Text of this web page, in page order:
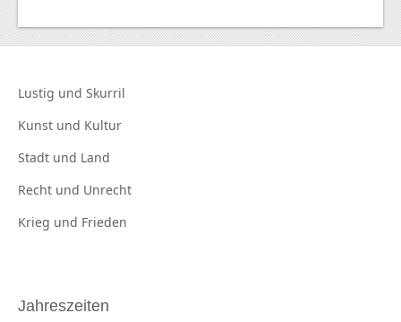
Lustig und Skurril
Kunst und Kultur
Stadt und Land
Recht und Unrecht
Krieg und Frieden
Jahreszeiten